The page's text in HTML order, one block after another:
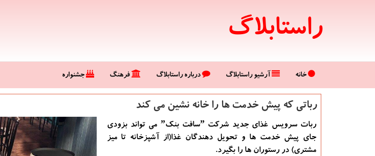
راستابلاگ
خانه آرشیو راستابلاگ درباره راستابلاگ فرهنگ جشنواره
رباتی كه پیش خدمت ها را خانه نشین می كند
ربات سرویس غذای جدید شركت ˮسافت بنكˮ می تواند بزودی
جای پیش خدمت ها و تحویل دهندگان غذا(از آشپزخانه تا میز
مشتری) در رستوران ها را بگیرد.